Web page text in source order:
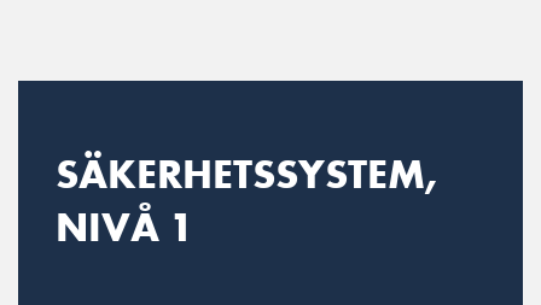
SÄKERHETSSYSTEM,
NIVÅ 1